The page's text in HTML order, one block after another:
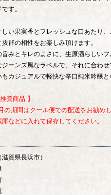
す。
しい果実香とフレッシュな口あたり
群の相性をお楽しみ頂けます。
みとキレのよさに、生原酒らしい
ーンズ風なラベルで、それに合わ
カジュアルで軽快な辛口純米吟醸と
奨商品 】
の期間はクール便での配送をお勧めし
などに入れて保存してください。
賀県長浜市）